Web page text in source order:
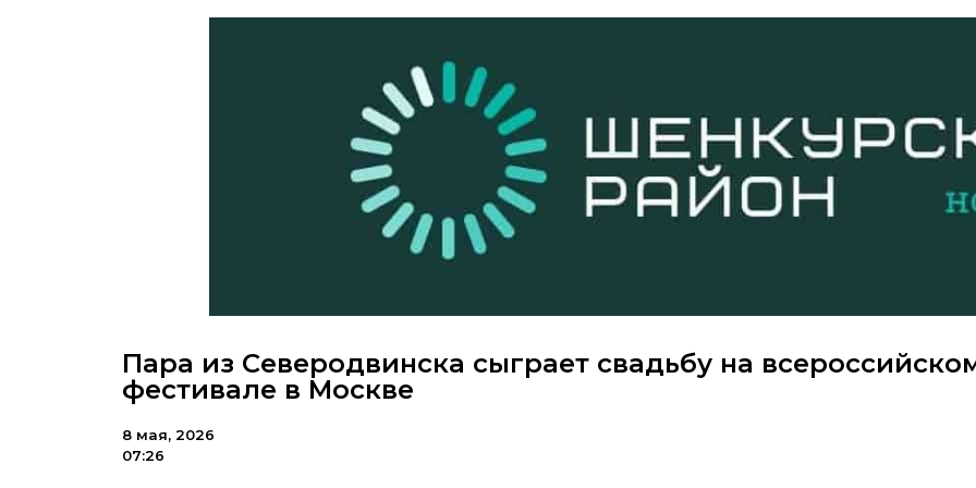
Пара из Северодвинска сыграет свадьбу на
фестивале в Москве
8 мая, 2026
07:26